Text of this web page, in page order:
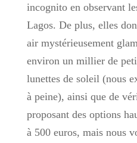
incognito en observant
Lagos. De plus, elles
air mystérieusement
environ un millier de
lunettes de soleil (nous
à peine), ainsi que de
proposant des options
à 500 euros, mais nous